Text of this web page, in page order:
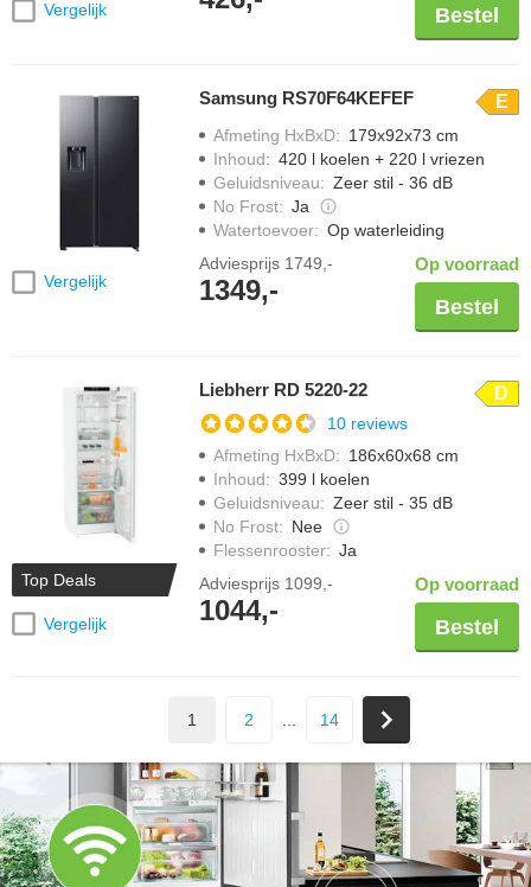
Vergelijk Bestel
Vergelijk
Samsung RS70F64KEFEF E
Afmeting HxBxD: 179x92x73 cm
Inhoud: 420 l koelen + 220 l vriezen
Geluidsniveau: Zeer stil - 36 dB
No Frost: Ja
Watertoevoer: Op waterleiding
Adviesprijs 1749,-
1349,-
Op voorraad
Bestel
Top Deals
Vergelijk
Liebherr RD 5220-22 D
10 reviews
Afmeting HxBxD: 186x60x68 cm
Inhoud: 399 l koelen
Geluidsniveau: Zeer stil - 35 dB
No Frost: Nee
Flessenrooster: Ja
Adviesprijs 1099,-
1044,-
Op voorraad
Bestel
1 2 14